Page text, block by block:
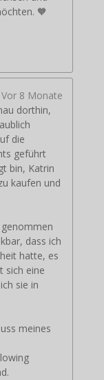
🧡
Vor 8 Monate
dorthin,
die
geführt
bin, Katrin
kaufen und
dass ich
hatte, es
sich eine
sie in
meines